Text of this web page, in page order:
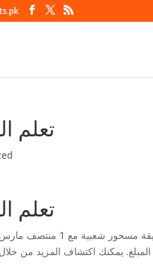
تعلم
تعلم